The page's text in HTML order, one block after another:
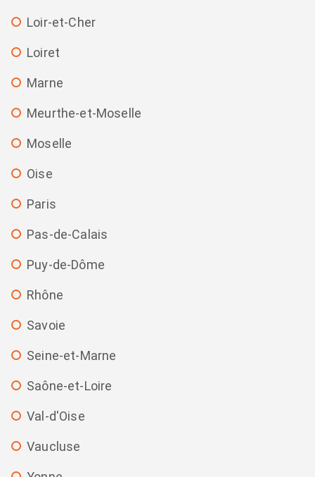
Loir-et-Cher
Loiret
Marne
Meurthe-et-Moselle
Moselle
Oise
Paris
Pas-de-Calais
Puy-de-Dôme
Rhône
Savoie
Seine-et-Marne
Saône-et-Loire
Val-d'Oise
Vaucluse